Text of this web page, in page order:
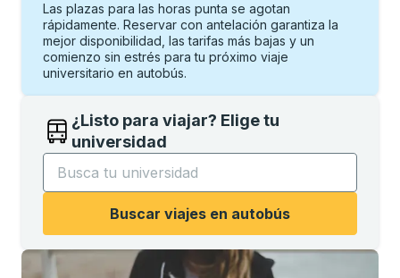
Las plazas para las horas punta se agotan
rápidamente. Reservar con antelación garantiza la
mejor disponibilidad, las tarifas más bajas y un
comienzo sin estrés para tu próximo viaje
universitario en autobús.
¿Listo para viajar? Elige tu
universidad
Comience a escribir el nombre de la universidad
Buscar viajes en autobús